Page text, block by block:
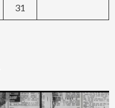
31